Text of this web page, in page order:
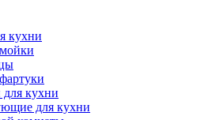
кухни
кухни
для кухни